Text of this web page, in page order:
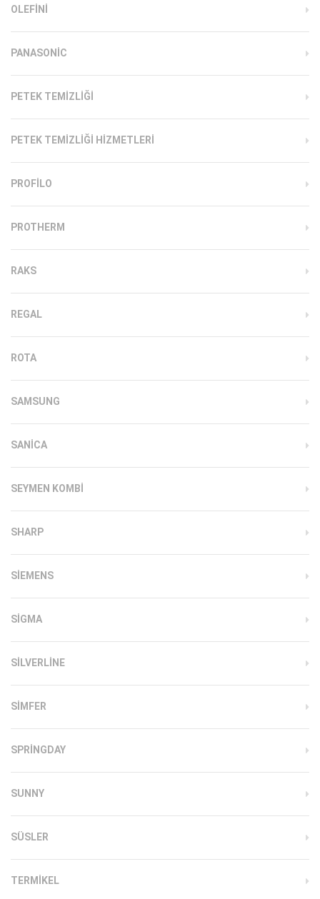
OLEFINI
PANASONIC
PETEK TEMIZLIĞI
PETEK TEMIZLIĞI HIZMETLERI
PROFILO
PROTHERM
RAKS
REGAL
ROTA
SAMSUNG
SANICA
SEYMEN KOMBI
SHARP
SIEMENS
SIGMA
SILVERLINE
SIMFER
SPRINGDAY
SUNNY
SÜSLER
TERMIKEL